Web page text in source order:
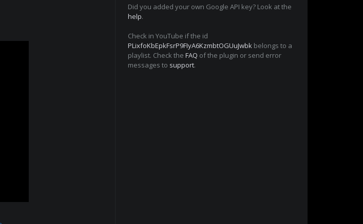
Did you added your own Google API key? Look at the
help.
Check in YouTube if the id
PLixfoKbEpkFsrP9FIyA6KzmbtOGUuJwbk belongs to a
playlist. Check the FAQ of the plugin or send error
messages to support.